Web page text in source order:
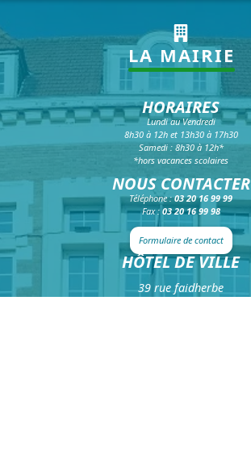
LA MAIRIE
HORAIRES
Lundi au Vendredi
8h30 à 12h et 13h30 à 17h30
Samedi : 8h30 à 12h*
*hors vacances scolaires
NOUS CONTACTER
Téléphone :03 20 16 99 99
Fax : 03 20 16 99 98
Formulaire de contact
HÔTEL DE VILLE
39 rue faidherbe